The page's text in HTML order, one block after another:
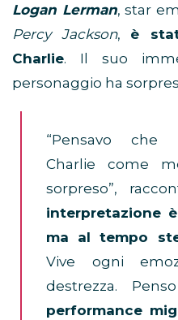
Logan Lerman, star
Percy Jackson, è
Charlie. Il suo
personaggio ha
“Pensavo che
Charlie come
sorpreso”,
interpretazione
ma al tempo
Vive ogni
destrezza.
performance